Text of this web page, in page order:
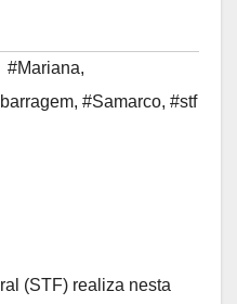
#Mariana,
, #Samarco, #stf
(STF) realiza nesta